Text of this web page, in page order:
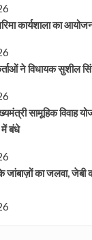
कार्यशाला का
ने विधायक सुशील
सामूहिक विवाह
बंधे
जांबाज़ों का जलवा, जेबी